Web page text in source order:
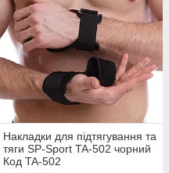
Накладки для підтягування та
тяги SP-Sport TA-502 чорний
Код TA-502